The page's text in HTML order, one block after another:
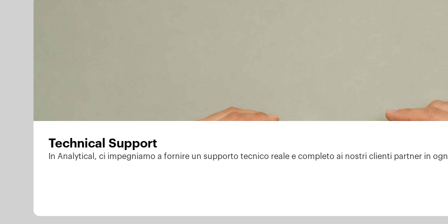
Technical Support
In Analytical, ci impegniamo a fornire un supporto tecnico reale e completo ai nostri clienti partner in